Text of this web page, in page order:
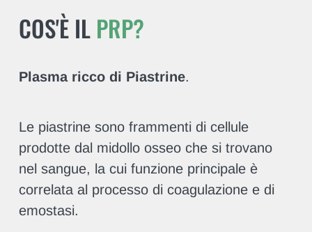
COS'È IL PRP?
Plasma ricco di Piastrine.
Le piastrine sono frammenti di cellule
prodotte dal midollo osseo che si trovano
nel sangue, la cui funzione principale è
correlata al processo di coagulazione e di
emostasi.